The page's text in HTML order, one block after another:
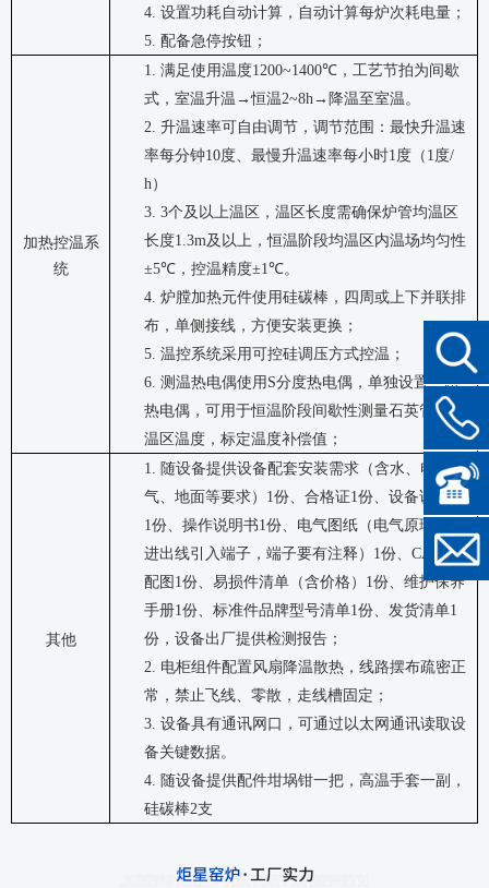
4. 设置功耗自动计算，自动计算每炉次耗电量；
5. 配备急停按钮；
加热控温系
统
1. 满足使用温度1200~1400℃ ，工艺节拍为间歇
式，室温升温 →恒温2~8h→ 降温至室温。
2. 升温速率可自由调节，调节范围：最快升温速
率每分钟10度、最慢升温速率每小时1度（ 1度/
h）
3. 3个及以上温区，温区长度需确保炉管均温区
长度1.3m及以上，恒温阶段均温区内温场均匀性
±5℃ ，控温精度±1℃。
4. 炉膛加热元件使用硅碳棒，四周或上下并联排
布，单侧接线，方便安装更换；
5. 温控系统采用可控硅调压方式控温；
6. 测温热电偶使用 S分度热电偶，单独设置一路
热电偶，可用于恒温阶段间歇性测量石英管内均
温区温度，标定温度补偿值；
其他
1. 随设备提供设备配套安装需求（含水、电、
气、地面等要求） 1份、合格证1份、设备说明书
1份、操作说明书1份、电气图纸（电气原理图，
进出线引入端子，端子要有注释） 1份、 CAD装
配图 1份、易损件清单（含价格） 1份、维护保养
手册1份、标准件品牌型号清单1份、发货清单1
份，设备出厂提供检测报告；
2. 电柜组件配置风扇降温散热，线路摆布疏密正
常，禁止飞线、零散，走线槽固定；
3. 设备具有通讯网口，可通过以太网通讯读取设
备关键数据。
4. 随设备提供配件坩埚钳一把，高温手套一副，
硅碳棒2支